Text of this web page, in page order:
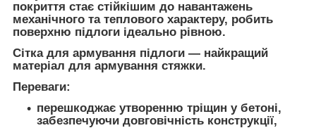
покриття стає стійкішим до навантажень
механічного та теплового характеру, робить
поверхню підлоги ідеально рівною.
Сітка для армування підлоги — найкращий
матеріал для армування стяжки.
Переваги:
перешкоджає утворенню тріщин у бетоні,
забезпечуючи довговічність конструкції,